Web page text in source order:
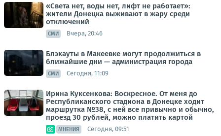
«Света нет, воды нет, лифт не работает»:
жители Донецка выживают в жару среди
отключений
СМИ Вчера, 20:46
Блэкауты в Макеевке могут продолжиться в
ближайшие дни — администрация города
СМИ Сегодня, 11:09
Ирина Куксенкова: Воскресное. От меня до
Республиканского стадиона в Донецке ходит
маршрутка №38, с ней все привычно и обычно,
проезд 30 рублей, можно платить картой
МНЕНИЯ Сегодня, 09:51